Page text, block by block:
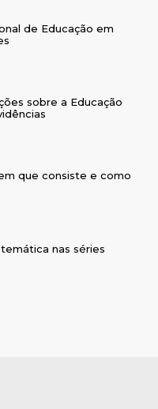
de Educação em
sobre a Educação
que consiste e como
nas séries